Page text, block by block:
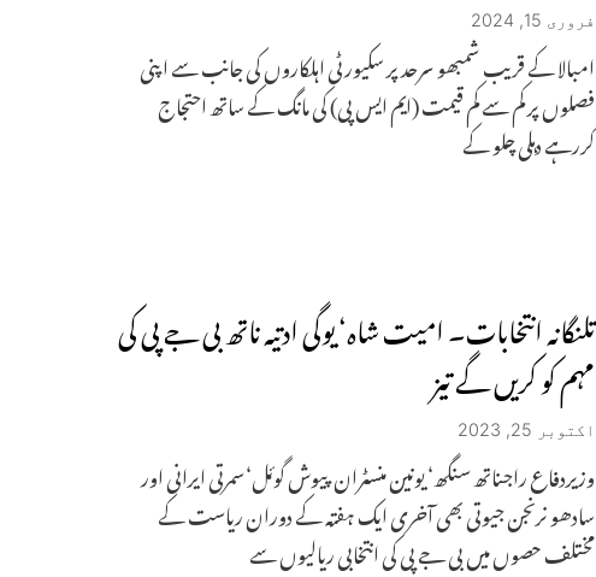
فروری 15, 2024
امبالا کے قریب شمبھو سرحد پر سکیورٹی اہلکاروں کی جانب سے اپنی
فصلوں پر کم سے کم قیمت (ایم ایس پی) کی مانگ کے ساتھ احتجاج
کررہے دہلی چلو کے
تلنگانہ انتخابات۔ امیت شاہ‘ یوگی ادتیہ ناتھ بی جے پی کی
مہم کو کریں گے تیز
اکتوبر 25, 2023
وزیردفاع راجناتھ سنگھ‘ یونین منسٹران پیوش گوئل‘سمرتی ایرانی اور
سادھو نرنجن جیوتی بھی آخری ایک ہفتہ کے دوران ریاست کے
مختلف حصوں میں بی جے پی کی انتخابی ریالیوں سے